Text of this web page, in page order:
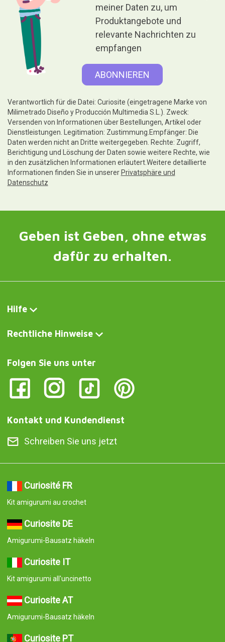
meiner Daten zu, um
Produktangebote und
relevante Nachrichten zu
empfangen
Verantwortlich für die Datei: Curiosite (eingetragene Marke von
Milimetrado Diseño y Producción Multimedia S.L.). Zweck:
Versenden von Informationen über Bestellungen, Artikel oder
Dienstleistungen. Legitimation: Zustimmung.Empfänger: Die
Daten werden nicht an Dritte weitergegeben. Rechte: Zugriff,
Berichtigung und Löschung der Daten sowie weitere Rechte, wie
in den zusätzlichen Informationen erläutert.Weitere detaillierte
Informationen finden Sie in unserer Privatsphäre und
Datenschutz
Geben ist Geben, ohne etwas
dafür zu erhalten.
Hilfe
Rechtliche Hinweise
Folgen Sie uns unter
Kontakt und Kundendienst
Schreiben Sie uns jetzt
Curiosité FR
Kit amigurumi au crochet
Curiosite DE
Amigurumi-Bausatz häkeln
Curiosite IT
Kit amigurumi all'uncinetto
Curiosite AT
Amigurumi-Bausatz häkeln
Curiosite PT